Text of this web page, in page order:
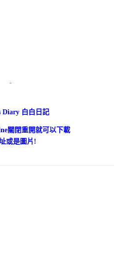
-
Diary 白白日記
關閉重開就可以下載
或是圖片!